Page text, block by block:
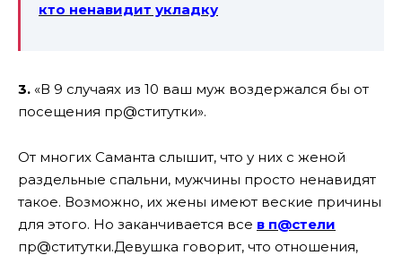
кто ненавидит укладку
3. «В 9 случаях из 10 ваш муж воздержался бы от
посещения пр@ститутки».
От многих Саманта слышит, что у них с женой
раздельные спальни, мужчины просто ненавидят
такое. Возможно, их жены имеют веские причины
для этого. Но заканчивается все в п@стели
пр@ститутки.Девушка говорит, что отношения,